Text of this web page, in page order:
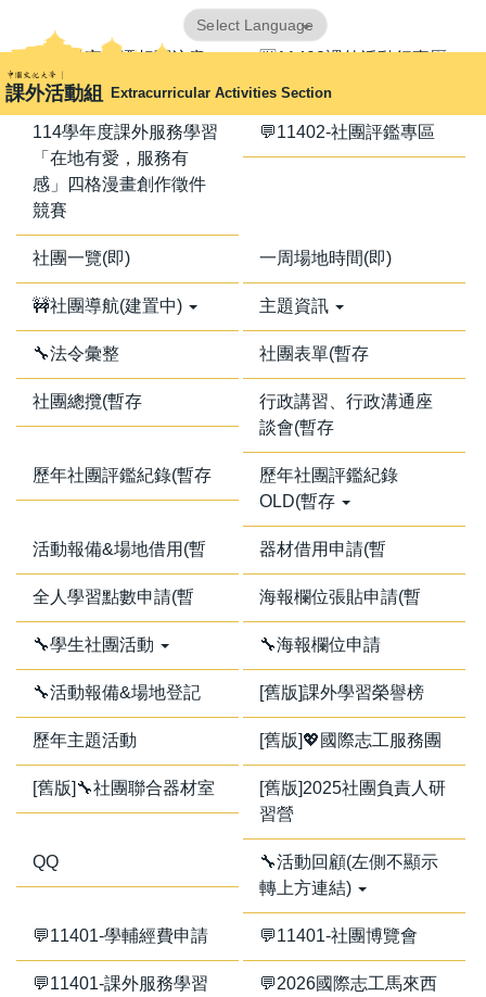
到
主
要
內
課外活動組 Extracurricular Activities Section
Translate
📢器材室搬遷相關注意
事項📢
🈺11402課外活動行事曆
114學年度課外服務學習
「在地有愛，服務有
感」四格漫畫創作徵件
競賽
💬11402-社團評鑑專區
社團一覽(即) 一周場地時間(即)
🚧社團導航(建置中) 主題資訊
🔧法令彙整 社團表單(暫存
社團總攬(暫存
行政講習、行政溝通座
談會(暫存
歷年社團評鑑紀錄(暫存
歷年社團評鑑紀錄
OLD(暫存
活動報備&場地借用(暫 器材借用申請(暫
全人學習點數申請(暫 海報欄位張貼申請(暫
🔧學生社團活動 🔧海報欄位申請
🔧活動報備&場地登記 [舊版]課外學習榮譽榜
歷年主題活動 [舊版]💖國際志工服務團
[舊版]🔧社團聯合器材室
[舊版]2025社團負責人研
習營
QQ
🔧活動回顧(左側不顯示
轉上方連結)
💬11401-學輔經費申請 💬11401-社團博覽會
💬11401-課外服務學習
💬2026國際志工馬來西